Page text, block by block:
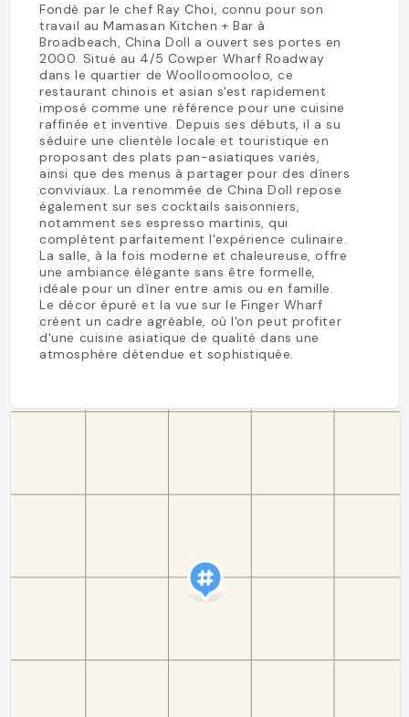
Fondé par le chef Ray Choi, connu pour son
travail au Mamasan Kitchen + Bar à
Broadbeach, China Doll a ouvert ses portes en
2000. Situé au 4/5 Cowper Wharf Roadway
dans le quartier de Woolloomooloo, ce
restaurant chinois et asian s'est rapidement
imposé comme une référence pour une cuisine
raffinée et inventive. Depuis ses débuts, il a su
séduire une clientèle locale et touristique en
proposant des plats pan-asiatiques variés,
ainsi que des menus à partager pour des dîners
conviviaux. La renommée de China Doll repose
également sur ses cocktails saisonniers,
notamment ses espresso martinis, qui
complètent parfaitement l'expérience culinaire.
La salle, à la fois moderne et chaleureuse, offre
une ambiance élégante sans être formelle,
idéale pour un dîner entre amis ou en famille.
Le décor épuré et la vue sur le Finger Wharf
créent un cadre agréable, où l'on peut profiter
d'une cuisine asiatique de qualité dans une
atmosphère détendue et sophistiquée.